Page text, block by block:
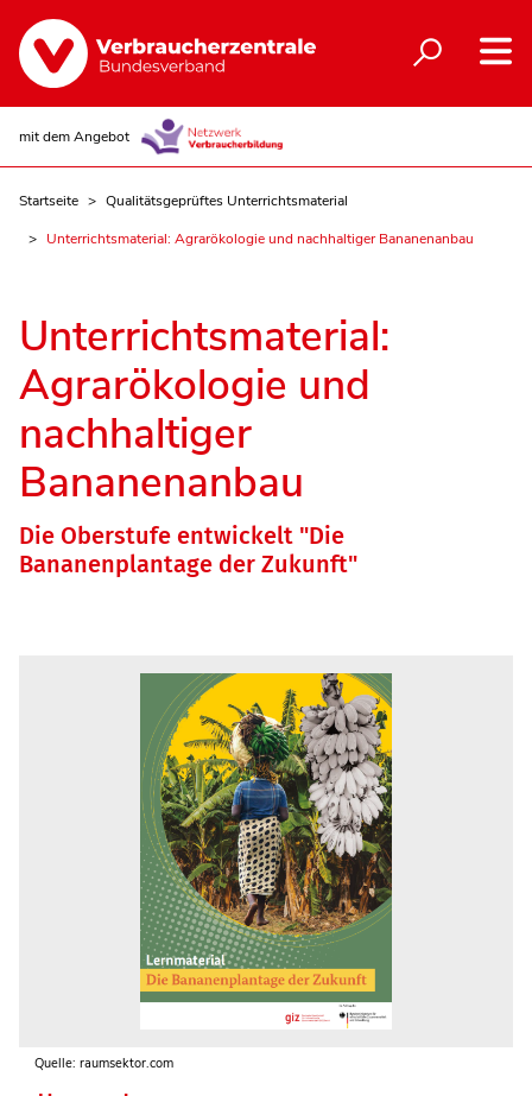
mit dem Angebot
Startseite
Qualitätsgeprüftes Unterrichtsmaterial
Unterrichtsmaterial: Agrarökologie und nachhaltiger Bananenanbau
Unterrichtsmaterial:
Agrarökologie und
nachhaltiger
Bananenanbau
Die Oberstufe entwickelt "Die
Bananenplantage der Zukunft"
Quelle: raumsektor.com